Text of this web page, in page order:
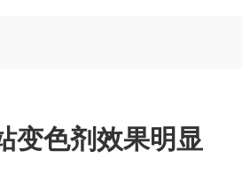
变色剂效果明显